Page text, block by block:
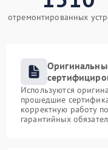
отремонтированных
Используются
прошедшие
корректную работу
гарантийных